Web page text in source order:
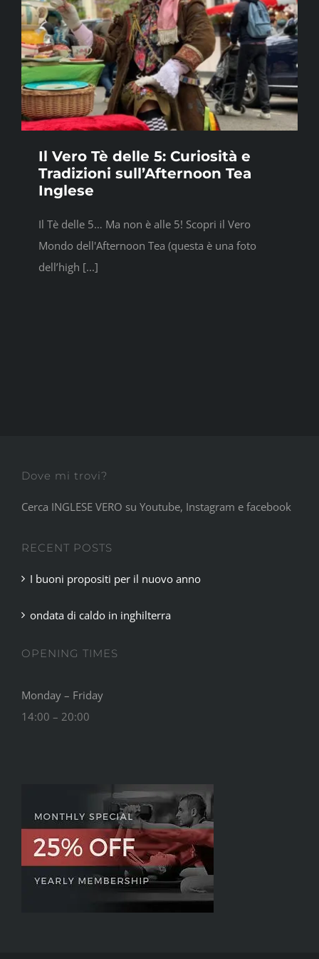
Il Vero Tè delle 5: Curiosità e
Tradizioni sull’Afternoon Tea
Inglese
Il Tè delle 5… Ma non è alle 5! Scopri il Vero
Mondo dell'Afternoon Tea (questa è una foto
dell’high [...]
Dove mi trovi?
Cerca INGLESE VERO su Youtube, Instagram e facebook
RECENT POSTS
I buoni propositi per il nuovo anno
ondata di caldo in inghilterra
OPENING TIMES
Monday – Friday
14:00 – 20:00